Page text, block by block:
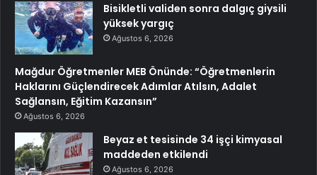
Bisikletli validen sonra dalgıç giysili
yüksek yargıç
Ağustos 6, 2026
Mağdur Öğretmenler MEB Önünde: “Öğretmenlerin
Haklarını Güçlendirecek Adımlar Atılsın, Adalet
Sağlansın, Eğitim Kazansın”
Ağustos 6, 2026
Beyaz et tesisinde 34 işçi kimyasal
maddeden etkilendi
Ağustos 6, 2026